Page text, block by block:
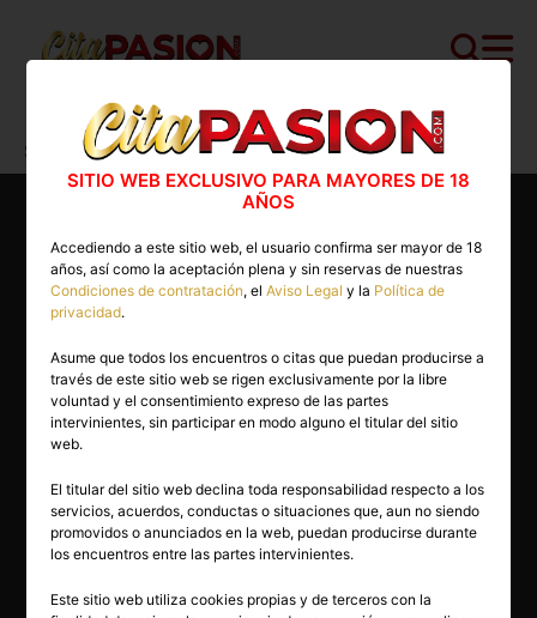
Cita PASION.COM>Escorts>Barcelona>Sabadell
Sofia
23 años
SOFIA
Sabadell(Barcelona)
SITIO WEB EXCLUSIVO PARA MAYORES DE 18
AÑOS
Accediendo a este sitio web, el usuario confirma ser mayor de 18
años, así como la aceptación plena y sin reservas de nuestras
Condiciones de contratación, elAviso Legal y la Política de
privacidad.
Asume que todos los encuentros o citas que puedan producirse a
través de este sitio web se rigen exclusivamente por la libre
voluntad y el consentimiento expreso de las partes
intervinientes, sin participar en modo alguno el titular del sitio
web.
El titular del sitio web declina toda responsabilidad respecto a los
servicios, acuerdos, conductas o situaciones que, aun no siendo
promovidos o anunciados en la web, puedan producirse durante
los encuentros entre las partes intervinientes.
Este sitio web utiliza cookies propias y de terceros con la